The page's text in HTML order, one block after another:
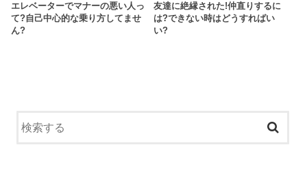
エレベーターでマナーの悪い人っ
て?自己中心的な乗り方してませ
ん?
友達に絶縁された!仲直りするに
は?できない時はどうすればい
い?